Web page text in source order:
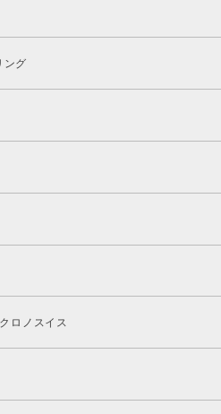
ング
クロノスイス